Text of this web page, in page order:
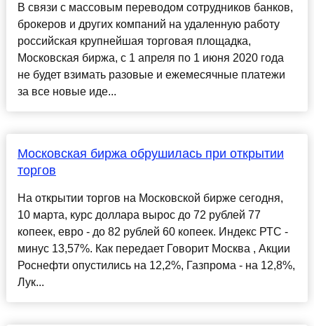
В связи с массовым переводом сотрудников банков,
брокеров и других компаний на удаленную работу
российская крупнейшая торговая площадка,
Московская биржа, с 1 апреля по 1 июня 2020 года
не будет взимать разовые и ежемесячные платежи
за все новые иде...
Московская биржа обрушилась при открытии
торгов
На открытии торгов на Московской бирже сегодня,
10 марта, курс доллара вырос до 72 рублей 77
копеек, евро - до 82 рублей 60 копеек. Индекс РТС -
минус 13,57%. Как передает Говорит Москва , Акции
Роснефти опустились на 12,2%, Газпрома - на 12,8%,
Лук...